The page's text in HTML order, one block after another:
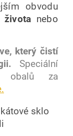
obvodu
života nebo
který čistí
Speciální
obalů za
sklo